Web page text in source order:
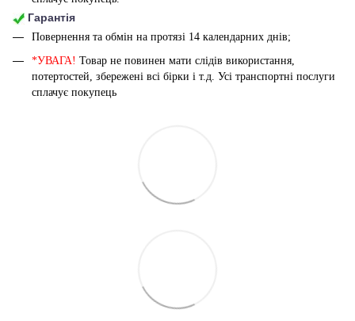
Гарантія
Повернення та обмін на протязі 14 календарних днів;
*УВАГА! Товар не повинен мати слідів використання,
потертостей, збережені всі бірки і т.д. Усі транспортні послуги
сплачує покупець